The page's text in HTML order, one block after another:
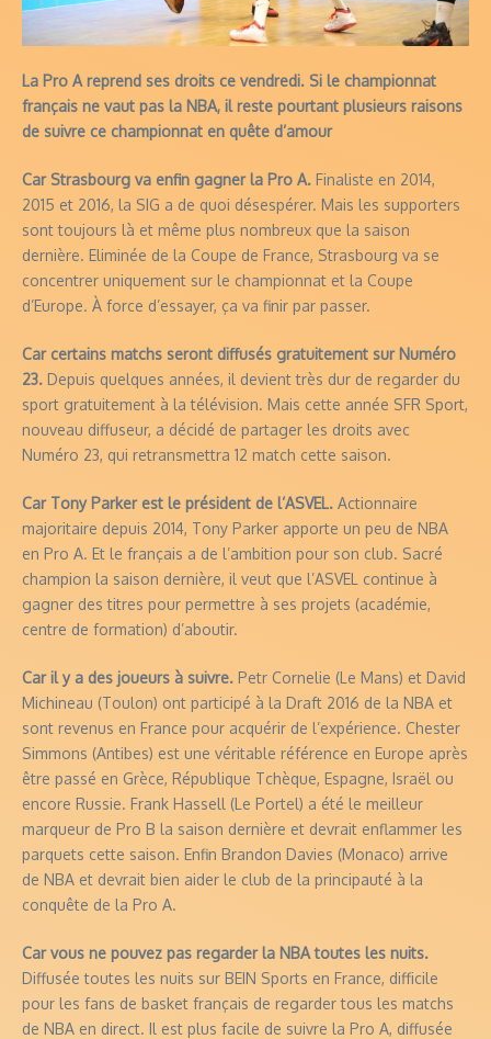
La Pro A reprend ses droits ce vendredi. Si le championnat
français ne vaut pas la NBA, il reste pourtant plusieurs raisons
de suivre ce championnat en quête d’amour
Car Strasbourg va enfin gagner la Pro A. Finaliste en 2014,
2015 et 2016, la SIG a de quoi désespérer. Mais les supporters
sont toujours là et même plus nombreux que la saison
dernière. Eliminée de la Coupe de France, Strasbourg va se
concentrer uniquement sur le championnat et la Coupe
d’Europe. À force d’essayer, ça va finir par passer.
Car certains matchs seront diffusés gratuitement sur Numéro
23. Depuis quelques années, il devient très dur de regarder du
sport gratuitement à la télévision. Mais cette année SFR Sport,
nouveau diffuseur, a décidé de partager les droits avec
Numéro 23, qui retransmettra 12 match cette saison.
Car Tony Parker est le président de l’ASVEL. Actionnaire
majoritaire depuis 2014, Tony Parker apporte un peu de NBA
en Pro A. Et le français a de l’ambition pour son club. Sacré
champion la saison dernière, il veut que l’ASVEL continue à
gagner des titres pour permettre à ses projets (académie,
centre de formation) d’aboutir.
Car il y a des joueurs à suivre. Petr Cornelie (Le Mans) et David
Michineau (Toulon) ont participé à la Draft 2016 de la NBA et
sont revenus en France pour acquérir de l’expérience. Chester
Simmons (Antibes) est une véritable référence en Europe après
être passé en Grèce, République Tchèque, Espagne, Israël ou
encore Russie. Frank Hassell (Le Portel) a été le meilleur
marqueur de Pro B la saison dernière et devrait enflammer les
parquets cette saison. Enfin Brandon Davies (Monaco) arrive
de NBA et devrait bien aider le club de la principauté à la
conquête de la Pro A.
Car vous ne pouvez pas regarder la NBA toutes les nuits.
Diffusée toutes les nuits sur BEIN Sports en France, difficile
pour les fans de basket français de regarder tous les matchs
de NBA en direct. Il est plus facile de suivre la Pro A, diffusée